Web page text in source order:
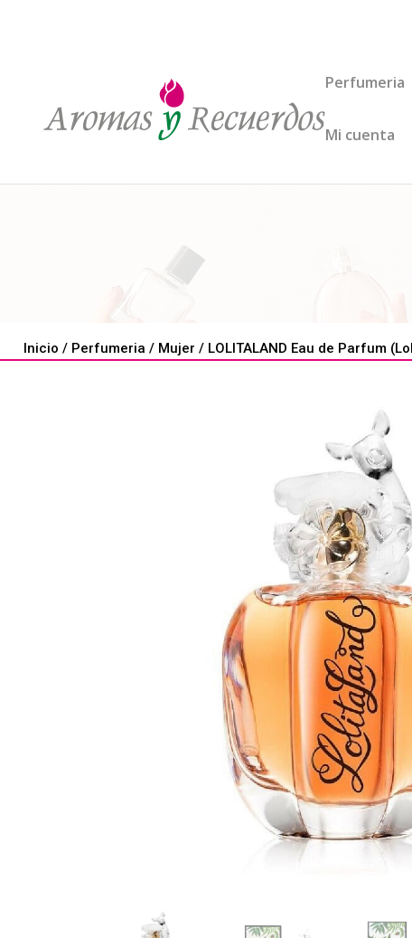
Perfumeria
Mi cuenta
Inicio / Perfumeria / Mujer / LOLITALAND Eau de Parfum